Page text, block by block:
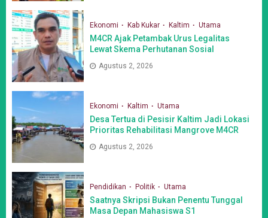
Ekonomi Kab Kukar Kaltim Utama
M4CR Ajak Petambak Urus Legalitas
Lewat Skema Perhutanan Sosial
Agustus 2, 2026
Ekonomi Kaltim Utama
Desa Tertua di Pesisir Kaltim Jadi Lokasi
Prioritas Rehabilitasi Mangrove M4CR
Agustus 2, 2026
Pendidikan Politik Utama
Saatnya Skripsi Bukan Penentu Tunggal
Masa Depan Mahasiswa S1